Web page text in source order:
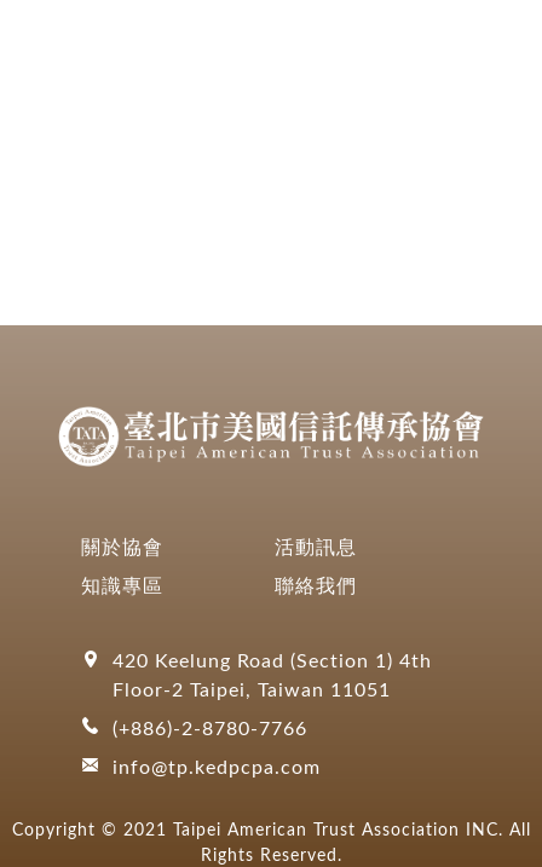
關於協會
活動訊息
知識專區
聯絡我們
420 Keelung Road (Section 1) 4th
Floor-2 Taipei, Taiwan 11051
(+886)-2-8780-7766
info@tp.kedpcpa.com
Copyright © 2021 Taipei American Trust Association INC. All
Rights Reserved.